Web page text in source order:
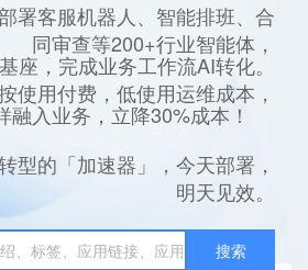
署客服机器人、智能排班、合
同审查等200+行业智能体，
座，完成业务工作流AI转化。
使用付费，低使用运维成本，
融入业务，立降30%成本！
的「加速器」，今天部署，
明天见效。
搜索